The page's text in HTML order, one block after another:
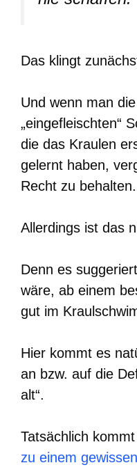
Das klingt
Und wenn man
„eingefleischten“
die das Kraulen
gelernt haben,
Recht zu behalten.
Allerdings ist das
Denn es
wäre, ab einem
gut im
Hier kommt es
an bzw. auf die
alt“.
Tatsächlich
zu einem